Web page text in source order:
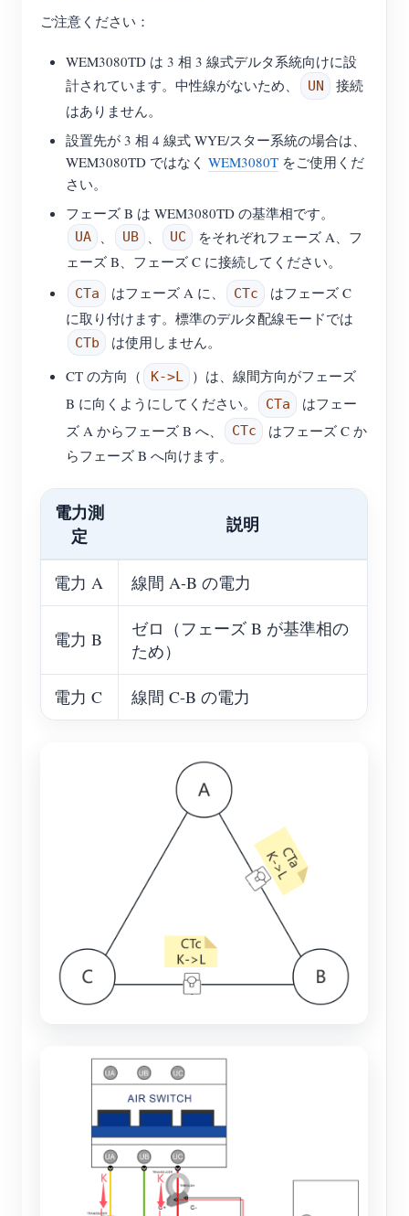
ご注意ください：
WEM3080TD は 3 相 3 線式デルタ系統向けに設
計されています。中性線がないため、
UN
接続
はありません。
設置先が 3 相 4 線式 WYE/スター系統の場合は、
WEM3080TD ではなく WEM3080T をご使用くだ
さい。
フェーズ B は WEM3080TD の基準相です。
UA UB UC
をそれぞれフェーズ A、フ
ェーズ B、フェーズ C に接続してください。
CTa はフェーズ A に、 CTc
はフェーズ C
に取り付けます。標準のデルタ配線モードでは
CTb
は使用しません。
CT の方向（
K->L
）は、線間方向がフェーズ
B に向くようにしてください。
CTa
はフェー
ズ A からフェーズ B へ、
CTc
はフェーズ C か
らフェーズ B へ向けます。
電力測
定
説明
電力 A 線間 A-B の電力
電力 B
ゼロ（フェーズ B が基準相の
ため）
電力 C 線間 C-B の電力